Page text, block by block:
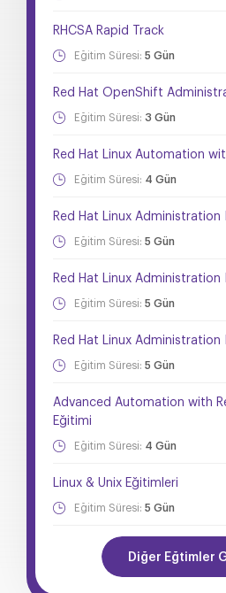
RHCSA Rapid Track
Eğitim Süresi: 5 Gün
Red Hat OpenShift
Eğitim Süresi: 3 Gün
Red Hat Linux Automation
Eğitim Süresi: 4 Gün
Red Hat Linux Administration
Eğitim Süresi: 5 Gün
Red Hat Linux Administration II
Eğitim Süresi: 5 Gün
Red Hat Linux Administration I
Eğitim Süresi: 5 Gün
Advanced Automation with
Eğitimi
Eğitim Süresi: 4 Gün
Linux & Unix Eğitimleri
Eğitim Süresi: 5 Gün
Diğer Eğtimler